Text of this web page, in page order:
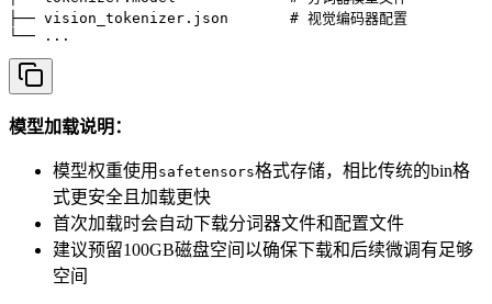
├── vision_tokenizer.json       # 视觉编码器配置
└── ...
模型加载说明：
模型权重使用 safetensors格式存储，相比传统的bin格
式更安全且加载更快
首次加载时会自动下载分词器文件和配置文件
建议预留100GB磁盘空间以确保下载和后续微调有足够
空间